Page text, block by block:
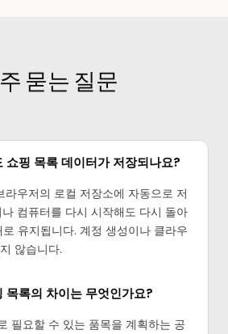
묻는 질문
쇼핑 목록 데이터가 저장되나요?
라우저의 로컬 저장소에 자동으로 저
컴퓨터를 다시 시작해도 다시 돌아
유지됩니다. 계정 생성이나 클라우
않습니다.
목록의 차이는 무엇인가요?
필요할 수 있는 품목을 계획하는 공